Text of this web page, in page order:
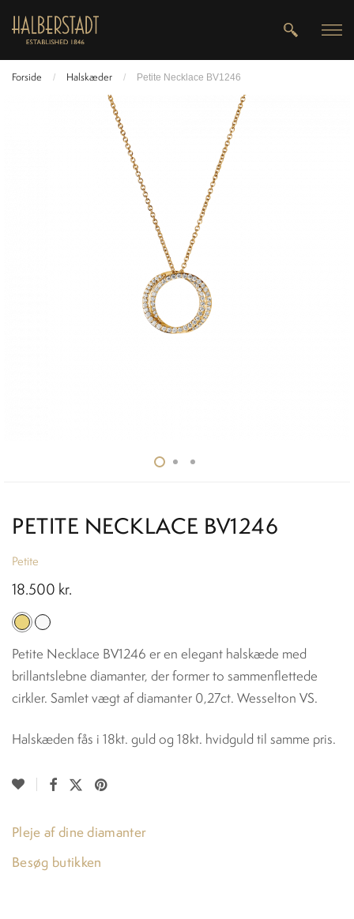
Forside / Halskæder / Petite Necklace BV1246
PETITE NECKLACE BV1246
Petite
18.500 kr.
Petite Necklace BV1246 er en elegant halskæde med
brillantslebne diamanter, der former to sammenflettede
cirkler. Samlet vægt af diamanter 0,27ct. Wesselton VS.
Halskæden fås i 18kt. guld og 18kt. hvidguld til samme pris.
Pleje af dine diamanter
Besøg butikken